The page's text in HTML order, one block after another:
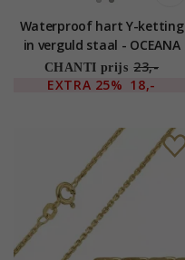
Waterproof hart Y-ketting
in verguld staal - OCEANA
CHANTI prijs 23,-
EXTRA 25% 18,-